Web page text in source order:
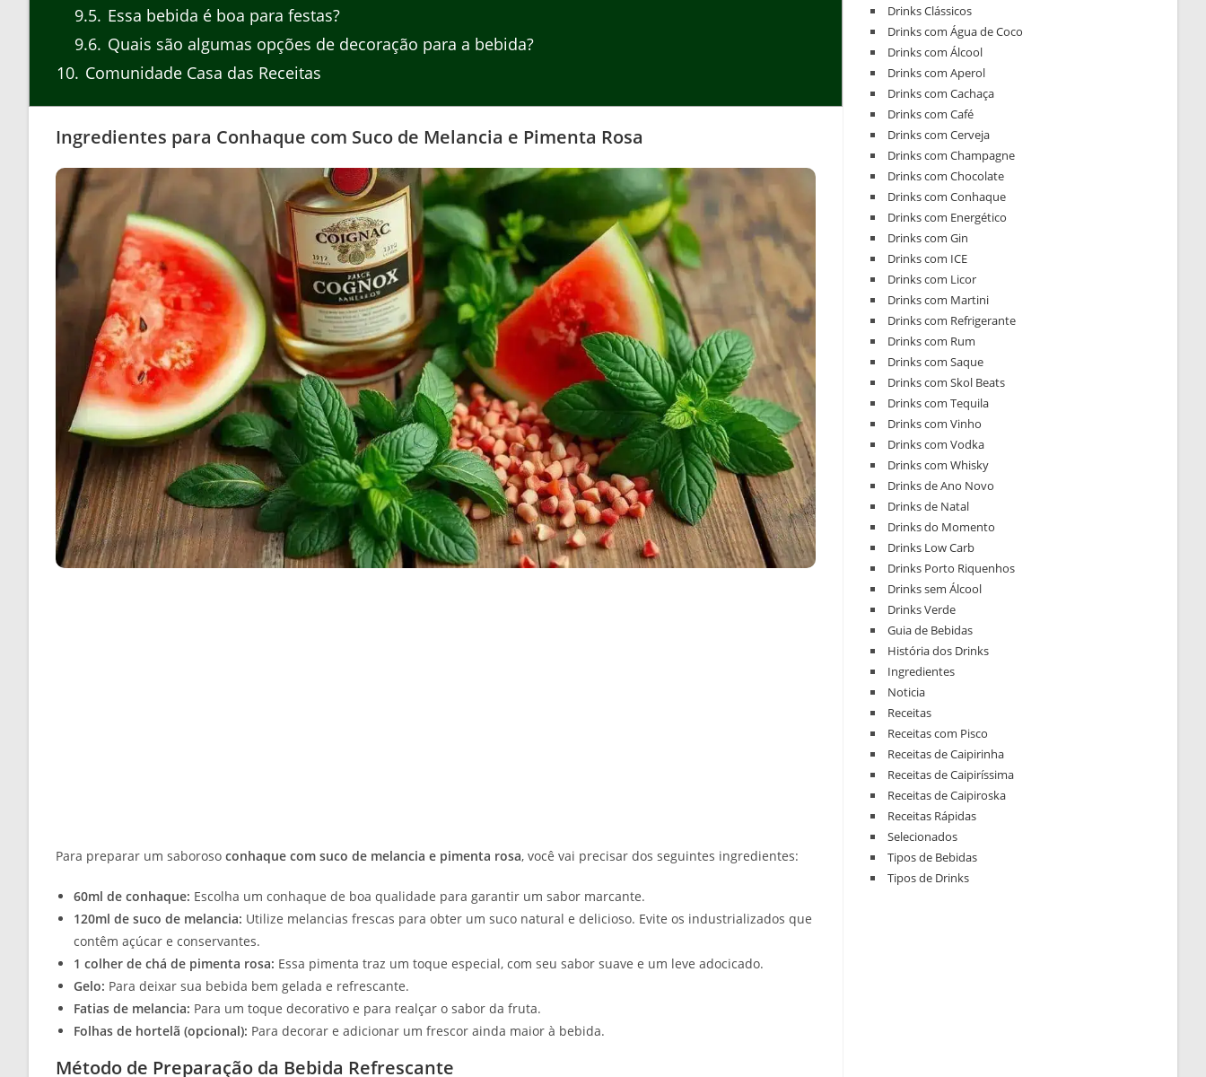
9.5 Essa bebida é boa para festas?
9.6 Quais são algumas opções de decoração para a bebida?
10 Comunidade Casa das Receitas
Ingredientes para Conhaque com Suco de Melancia e Pimenta Rosa
Para preparar um saboroso conhaque com suco de melancia e pimenta rosa, você vai precisar dos seguintes ingredientes:
60ml de conhaque: Escolha um conhaque de boa qualidade para garantir um sabor marcante.
120ml de suco de melancia: Utilize melancias frescas para obter um suco natural e delicioso. Evite os industrializados que
contêm açúcar e conservantes.
1 colher de chá de pimenta rosa: Essa pimenta traz um toque especial, com seu sabor suave e um leve adocicado.
Gelo: Para deixar sua bebida bem gelada e refrescante.
Fatias de melancia: Para um toque decorativo e para realçar o sabor da fruta.
Folhas de hortelã (opcional): Para decorar e adicionar um frescor ainda maior à bebida.
Método de Preparação da Bebida Refrescante
Drinks Clássicos
Drinks com Água de Coco
Drinks com Álcool
Drinks com Aperol
Drinks com Cachaça
Drinks com Café
Drinks com Cerveja
Drinks com Champagne
Drinks com Chocolate
Drinks com Conhaque
Drinks com Energético
Drinks com Gin
Drinks com ICE
Drinks com Licor
Drinks com Martini
Drinks com Refrigerante
Drinks com Rum
Drinks com Saque
Drinks com Skol Beats
Drinks com Tequila
Drinks com Vinho
Drinks com Vodka
Drinks com Whisky
Drinks de Ano Novo
Drinks de Natal
Drinks do Momento
Drinks Low Carb
Drinks Porto Riquenhos
Drinks sem Álcool
Drinks Verde
Guia de Bebidas
História dos Drinks
Ingredientes
Noticia
Receitas
Receitas com Pisco
Receitas de Caipirinha
Receitas de Caipiríssima
Receitas de Caipiroska
Receitas Rápidas
Selecionados
Tipos de Bebidas
Tipos de Drinks